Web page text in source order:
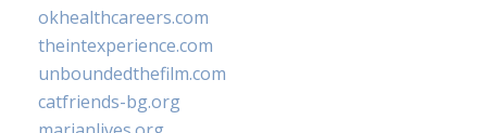
okhealthcareers.com
theintexperience.com
unboundedthefilm.com
catfriends-bg.org